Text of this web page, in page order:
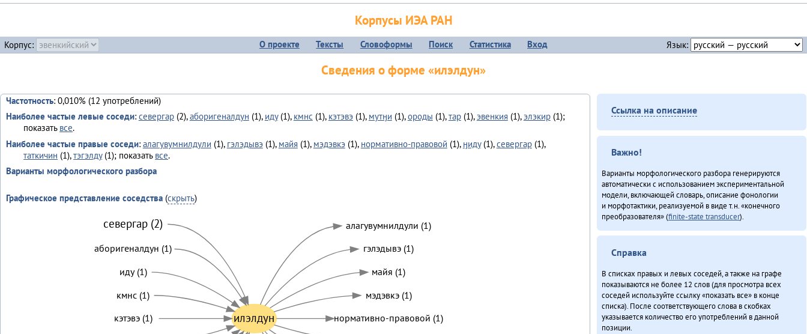
Корпусы ИЭА РАН
Корпус: О проекте Тексты Словоформы Поиск Статистика Вход Язык:
Сведения о форме «илэлдун»
Частотность: 0,010% (12 употреблений)
Наиболее частые левые соседи: севергар(2),аборигеналдун (1), иду(1), кмнс (1), кэтэвэ(1), мутӈи (1),ороды (1),тар(1),эвенкия (1),элэкир(1);
показать все.
Наиболее частые правые соседи: алагувумнилдули (1), гэлэдывэ(1), майя (1), мэдэвкэ(1), нормативно-правовой (1), ӈиду(1),севергар(1),
таткичин (1),тэгэлду(1); показать все.
Варианты морфологического разбора
Графическое представление соседства(скрыть)
илэлдун
алагувумнилдули (1)
гэлэдывэ (1)
майя (1)
мэдэвкэ (1)
нормативно-правовой (1)
севергар (2)
аборигеналдун (1)
иду (1)
кмнс (1)
кэтэвэ (1)
Ссылка на описание
Важно!
Варианты морфологического разбора генерируются
автоматически с использованием экспериментальной
модели, включающей словарь, описание фонологии
и морфотактики, реализуемой в виде т.н. «конечного
преобразователя» (finite-state transducer).
Справка
В списках правых и левых соседей, а также на графе
показываются не более 12 слов (для просмотра всех
соседей используйте ссылку «показать все» в конце
списка). После соответствующего слова в скобках
указывается количество его употреблений в данной
позиции.